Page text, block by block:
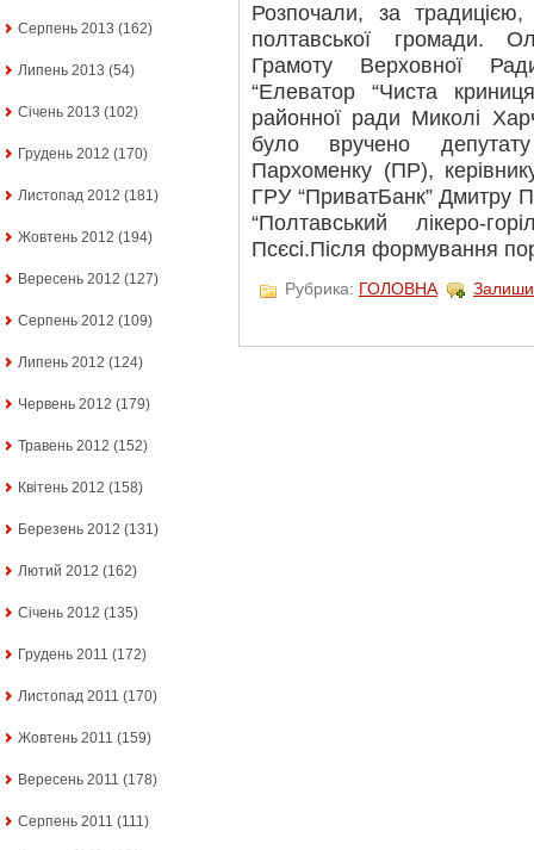
Серпень 2013 (162)
Липень 2013 (54)
Січень 2013 (102)
Грудень 2012 (170)
Листопад 2012 (181)
Жовтень 2012 (194)
Вересень 2012 (127)
Серпень 2012 (109)
Липень 2012 (124)
Червень 2012 (179)
Травень 2012 (152)
Квітень 2012 (158)
Березень 2012 (131)
Лютий 2012 (162)
Січень 2012 (135)
Грудень 2011 (172)
Листопад 2011 (170)
Жовтень 2011 (159)
Вересень 2011 (178)
Серпень 2011 (111)
Розпочали, за традицією,
полтавської громади.
Грамоту Верховної
“Елеватор “Чиста
районної ради Миколі
було вручено
Пархоменку (ПР),
ГРУ “ПриватБанк” Дмитру
“Полтавський лікеро-
Псєсі.Після формування
Рубрика: ГОЛОВНА